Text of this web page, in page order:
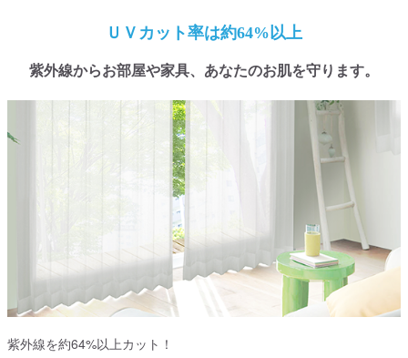
ＵＶカット率は約64%以上
紫外線からお部屋や家具、あなたのお肌を守ります。
紫外線を約64%以上カット！